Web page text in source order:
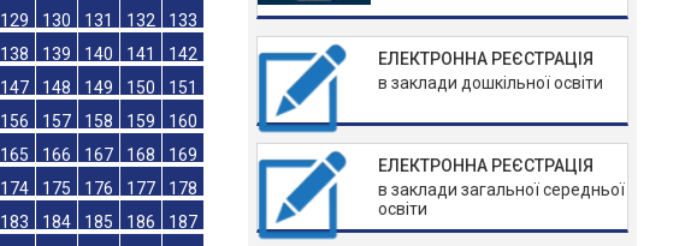
111 112 113 114
115
120 121 122 123
124
129 130 131 132
133
138 139 140 141
142
147 148 149 150
151
156 157 158 159
160
165 166 167 168
169
ЕЛЕКТРОННА РЕЄСТРАЦІЯ
в заклади дошкільної освіти
ЕЛЕКТРОННА РЕЄСТРАЦІЯ
в заклади загальної середньої
освіти